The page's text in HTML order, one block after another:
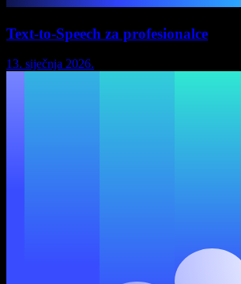
Text-to-Speech za profesionalce
13. siječnja 2026.